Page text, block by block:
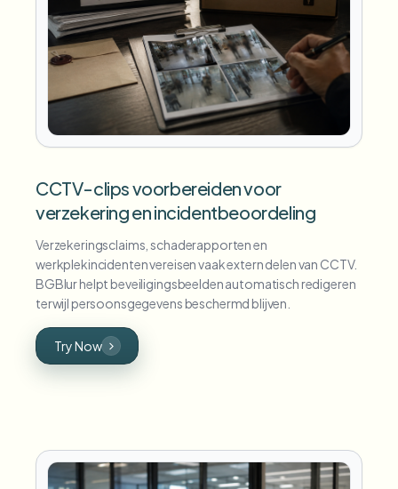
CCTV-clips voorbereiden voor
verzekering en incidentbeoordeling
Verzekeringsclaims, schaderapporten en
werkplekincidenten vereisen vaak extern delen van CCTV.
BGBlur helpt beveiligingsbeelden automatisch redigeren
terwijl persoonsgegevens beschermd blijven.
Try Now